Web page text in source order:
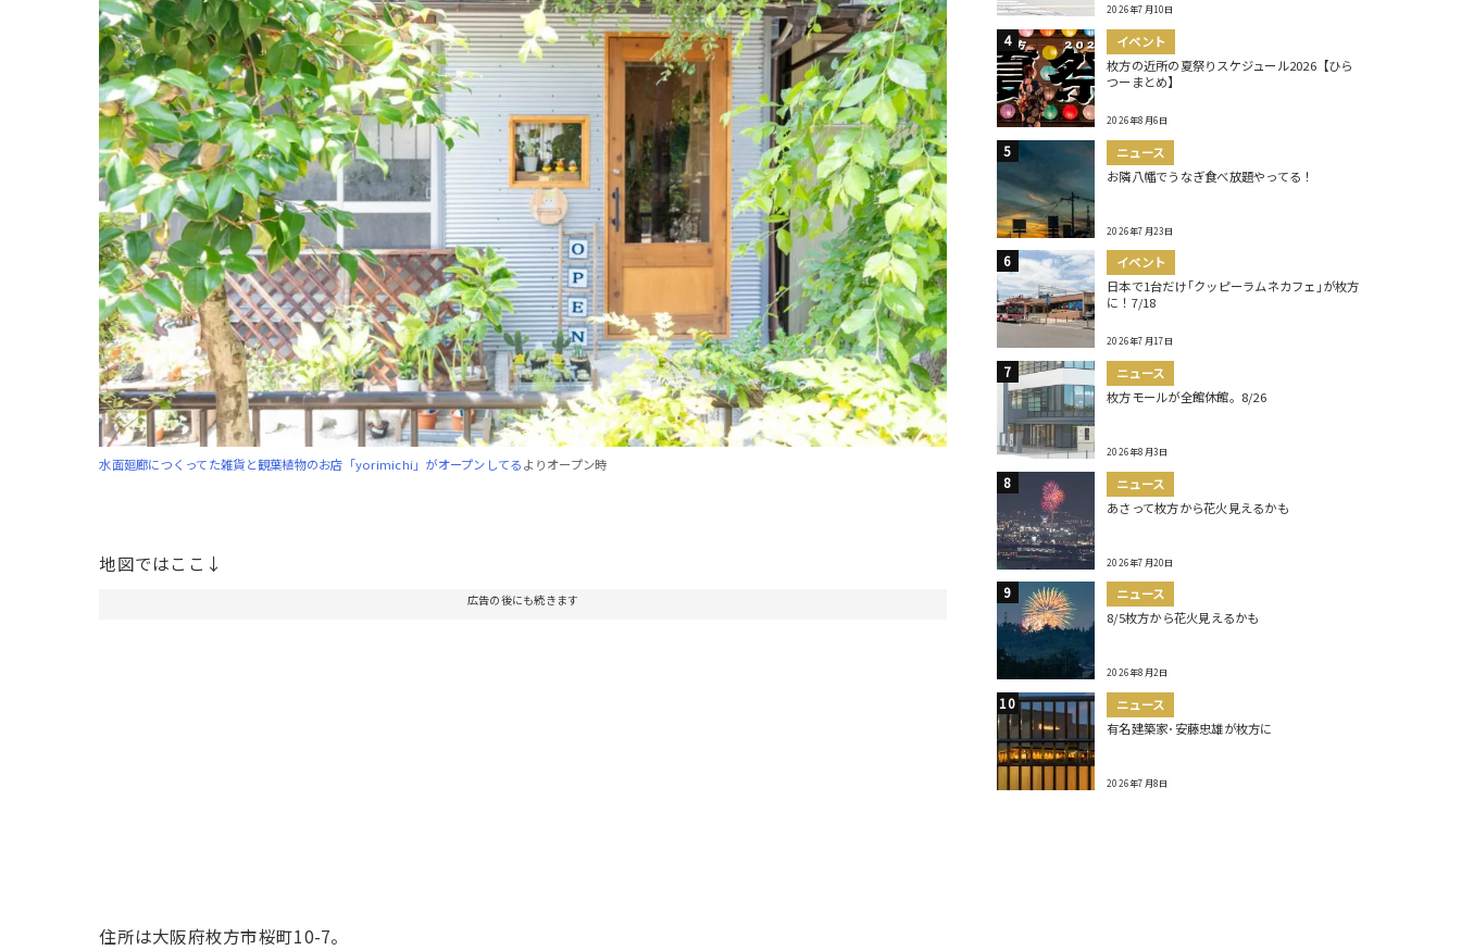
水面廻廊につくってた雑貨と観葉植物のお店「yorimichi」がオープンしてるよりオープン時
地図ではここ↓
広告の後にも続きます
住所は大阪府枚方市桜町10-7。
2026年7月10日
イベント
枚方の近所の夏祭りスケジュール2026【ひら
つーまとめ】
2026年8月6日
ニュース
お隣八幡でうなぎ食べ放題やってる！
2026年7月23日
イベント
日本で1台だけ｢クッピーラムネカフェ｣が枚方
に！7/18
2026年7月17日
ニュース
枚方モールが全館休館。8/26
2026年8月3日
ニュース
あさって枚方から花火見えるかも
2026年7月20日
ニュース
8/5枚方から花火見えるかも
2026年8月2日
ニュース
有名建築家･安藤忠雄が枚方に
2026年7月8日